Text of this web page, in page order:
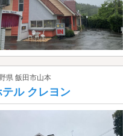
県 飯田市山本
テル クレヨン